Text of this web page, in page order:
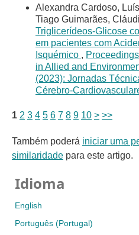
Alexandra Cardoso,
Tiago Guimarães,
Triglicerídeos-Glicose
em pacientes com
Isquémico ,
in Allied and
(2023): Jornadas
Cérebro-
1 2 3 4 5 6 7 8 9 10 > >>
Também poderá iniciar uma
similaridadepara este artigo.
Idioma
English
Português (Portugal)